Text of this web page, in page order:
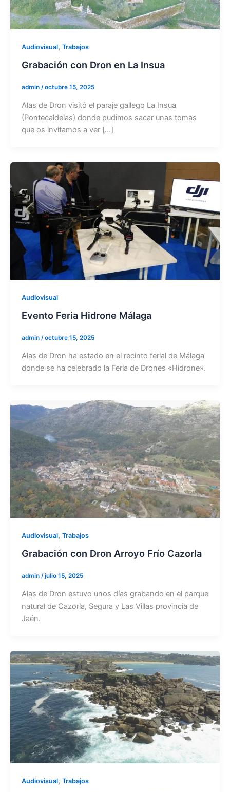
Audiovisual, Trabajos
Grabación con Dron en La Insua
admin /octubre 15, 2025
Alas de Dron visitó el paraje gallego La Insua
(Pontecaldelas) donde pudimos sacar unas tomas
que os invitamos a ver […]
Audiovisual
Evento Feria Hidrone Málaga
admin /octubre 15, 2025
Alas de Dron ha estado en el recinto ferial de Málaga
donde se ha celebrado la Feria de Drones «Hidrone».
Audiovisual, Trabajos
Grabación con Dron Arroyo Frío Cazorla
admin /julio 15, 2025
Alas de Dron estuvo unos días grabando en el parque
natural de Cazorla, Segura y Las Villas provincia de
Jaén.
Audiovisual, Trabajos